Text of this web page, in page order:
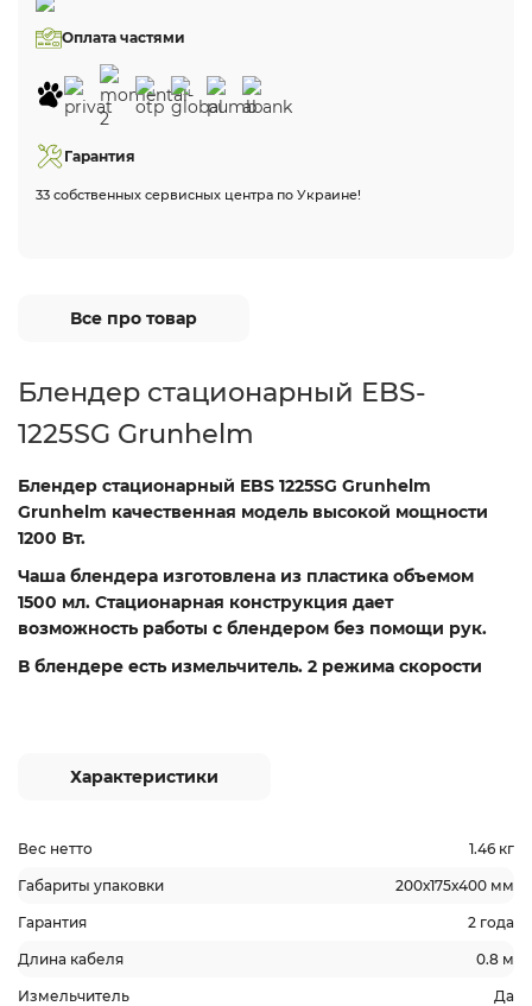
Оплата частями
Гарантия
33 собственных сервисных центра по Украине!
Все про товар
Блендер стационарный EBS-
1225SG Grunhelm
Блендер стационарный EBS 1225SG Grunhelm
Grunhelm качественная модель высокой мощности
1200 Вт.
Чаша блендера изготовлена из пластика объемом
1500 мл. Стационарная конструкция дает
возможность работы с блендером без помощи рук.
В блендере есть измельчитель. 2 режима скорости
Характеристики
Вес нетто 1.46 кг
Габариты упаковки 200х175х400 мм
Гарантия 2 года
Длина кабеля 0.8 м
Измельчитель Да